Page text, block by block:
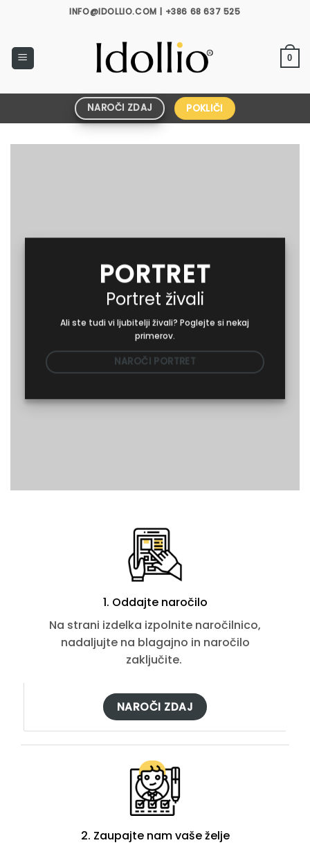
INFO@IDOLLIO.COM | +386 68 637 525
0
NAROČI ZDAJ POKLIČI
PORTRET
Portret živali
Ali ste tudi vi ljubitelji živali? Poglejte si nekaj
primerov.
NAROČI PORTRET
1. Oddajte naročilo
Na strani izdelka izpolnite naročilnico,
nadaljujte na blagajno in naročilo
zaključite.
NAROČI ZDAJ
2. Zaupajte nam vaše želje